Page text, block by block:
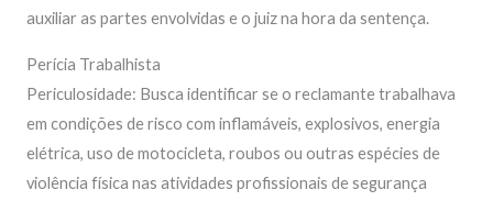
auxiliar as partes envolvidas e o juiz na hora da sentença.
Perícia Trabalhista
Periculosidade: Busca identificar se o reclamante trabalhava
em condições de risco com inflamáveis, explosivos, energia
elétrica, uso de motocicleta, roubos ou outras espécies de
violência física nas atividades profissionais de segurança